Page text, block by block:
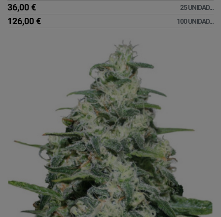
36,00 € 25 UNIDAD...
126,00 € 100 UNIDAD...